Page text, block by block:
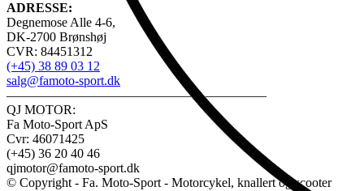
ADRESSE:
Degnemose Alle 4-6,
DK-2700 Brønshøj
CVR: 84451312
(+45) 38 89 03 12
salg@famoto-sport.dk
————————————————————
QJ MOTOR:
Fa Moto-Sport ApS
Cvr: 46071425
(+45) 36 20 40 46
qjmotor@famoto-sport.dk
© Copyright - Fa. Moto-Sport - Motorcykel, knallert og scooter